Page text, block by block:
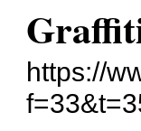
https://